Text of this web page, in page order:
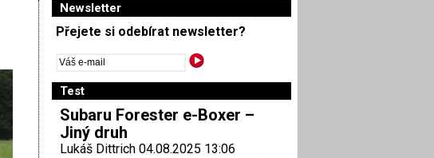
Newsletter
Přejete si odebírat newsletter?
Test
Subaru Forester e-Boxer –
Jiný druh
Lukáš Dittrich 04.08.2025 13:06